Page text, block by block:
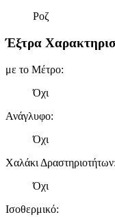
Ροζ
Έξτρα
με το Μέτρο:
Όχι
Ανάγλυφο:
Όχι
Χαλάκι Δραστηριοτήτων:
Όχι
Ισοθερμικό: